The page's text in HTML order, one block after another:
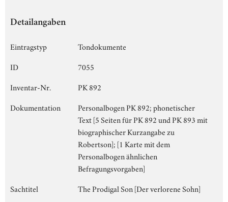
Detailangaben
Eintragstyp
Tondokumente
ID
7055
Inventar-Nr.
PK 892
Dokumentation
Personalbogen PK 892; phonetischer
Text [5 Seiten für PK 892 und PK 893 mit
biographischer Kurzangabe zu
Robertson]; [1 Karte mit dem
Personalbogen ähnlichen
Befragungsvorgaben]
Sachtitel
The Prodigal Son [Der verlorene Sohn]